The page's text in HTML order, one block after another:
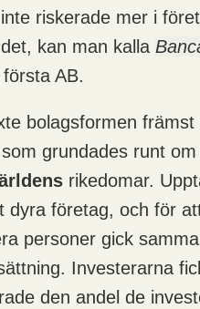
riskerade mer i
kan man kalla
AB.
bolagsformen
som grundades runt
rikedomar.
dyra företag, och för
personer gick
Investerarna
den andel de